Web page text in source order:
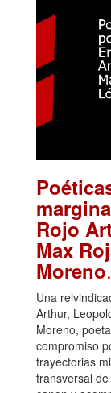
Rojo
Max
Moreno
Una
Arthur,
Moreno,
compromiso
trayectorias
transversal